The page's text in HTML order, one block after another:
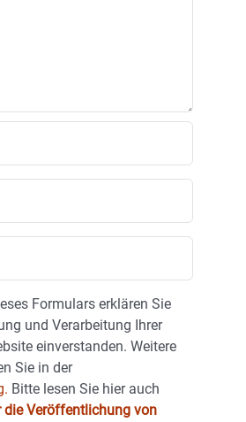
Formulars erklären Sie
und Verarbeitung Ihrer
einverstanden. Weitere
Sie in der
Bitte lesen Sie hier auch
die Veröffentlichung von